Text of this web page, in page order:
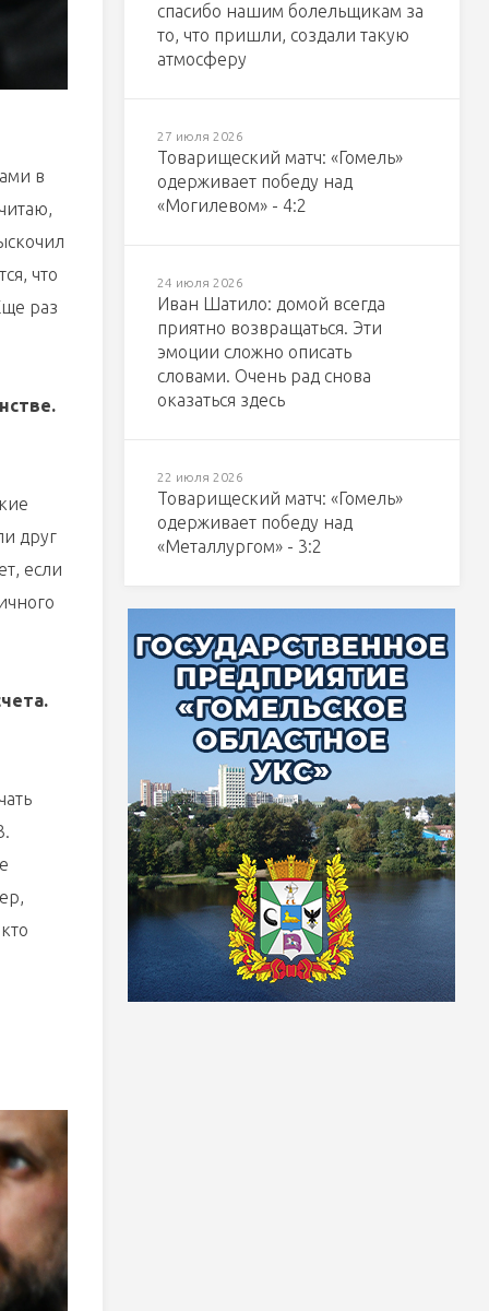
в
что
раз
друг
если
спасибо нашим болельщикам за
то, что пришли, создали такую
атмосферу
27 июля 2026
Товарищеский матч: «Гомель»
одерживает победу над
«Могилевом» - 4:2
24 июля 2026
Иван Шатило: домой всегда
приятно возвращаться. Эти
эмоции сложно описать
словами. Очень рад снова
оказаться здесь
22 июля 2026
Товарищеский матч: «Гомель»
одерживает победу над
«Металлургом» - 3:2